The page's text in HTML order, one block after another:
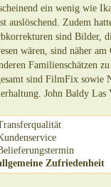
ein wenig wie
auslöschend. Zudem
sind Bilder,
wären, sind näher
Familienschätzen
sind FilmFix
John Baldy
Zufriedenheit